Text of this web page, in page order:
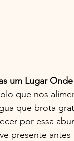
um Lugar
que nos
que brota
por essa
presente